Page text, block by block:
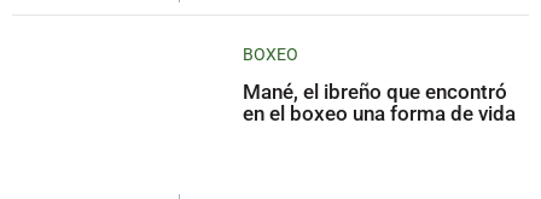
BOXEO
Mané, el ibreño que encontró
en el boxeo una forma de vida